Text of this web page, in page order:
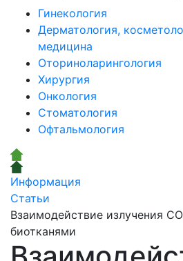
Гинекология
Дерматология,
медицина
Оториноларингология
Хирургия
Онкология
Стоматология
Офтальмология
Информация
Статьи
Взаимодействие излучения
биотканями